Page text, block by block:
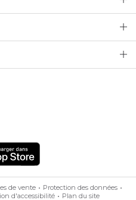
de vente
Protection des données
d'accessibilité Plan du site